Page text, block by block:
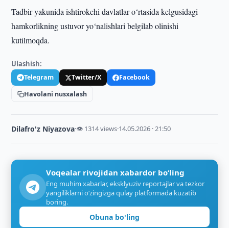
Tadbir yakunida ishtirokchi davlatlar o‘rtasida kelgusidagi
hamkorlikning ustuvor yo‘nalishlari belgilab olinishi
kutilmoqda.
Ulashish:
Telegram Twitter/X
Facebook
Havolani nusxalash
Dilafro'z Niyazova·👁 1314 views·14.05.2026 · 21:50
Voqealar rivojidan xabardor bo‘ling
Eng muhim xabarlar, eksklyuziv reportajlar va tezkor
yangiliklarni o‘zingizga qulay platformada kuzatib
boring.
Obuna bo'ling